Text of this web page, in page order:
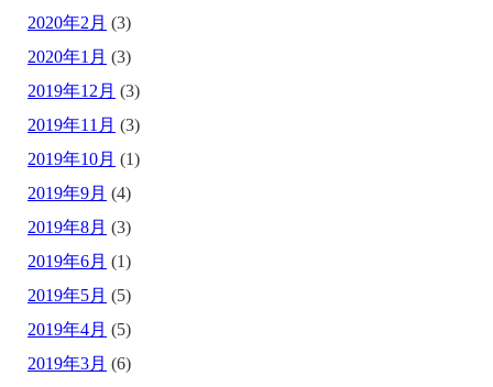
2020年2月 (3)
2020年1月 (3)
2019年12月 (3)
2019年11月 (3)
2019年10月 (1)
2019年9月 (4)
2019年8月 (3)
2019年6月 (1)
2019年5月 (5)
2019年4月 (5)
2019年3月 (6)